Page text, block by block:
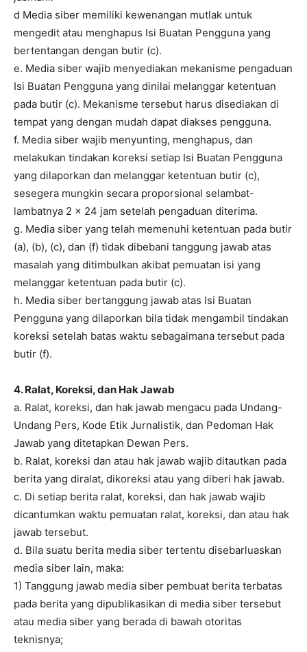
d Media siber memiliki kewenangan mutlak untuk
mengedit atau menghapus Isi Buatan Pengguna yang
bertentangan dengan butir (c).
e. Media siber wajib menyediakan mekanisme pengaduan
Isi Buatan Pengguna yang dinilai melanggar ketentuan
pada butir (c). Mekanisme tersebut harus disediakan di
tempat yang dengan mudah dapat diakses pengguna.
f. Media siber wajib menyunting, menghapus, dan
melakukan tindakan koreksi setiap Isi Buatan Pengguna
yang dilaporkan dan melanggar ketentuan butir (c),
sesegera mungkin secara proporsional selambat-
lambatnya 2 x 24 jam setelah pengaduan diterima.
g. Media siber yang telah memenuhi ketentuan pada butir
(a), (b), (c), dan (f) tidak dibebani tanggung jawab atas
masalah yang ditimbulkan akibat pemuatan isi yang
melanggar ketentuan pada butir (c).
h. Media siber bertanggung jawab atas Isi Buatan
Pengguna yang dilaporkan bila tidak mengambil tindakan
koreksi setelah batas waktu sebagaimana tersebut pada
butir (f).
4. Ralat, Koreksi, dan Hak Jawab
a. Ralat, koreksi, dan hak jawab mengacu pada Undang-
Undang Pers, Kode Etik Jurnalistik, dan Pedoman Hak
Jawab yang ditetapkan Dewan Pers.
b. Ralat, koreksi dan atau hak jawab wajib ditautkan pada
berita yang diralat, dikoreksi atau yang diberi hak jawab.
c. Di setiap berita ralat, koreksi, dan hak jawab wajib
dicantumkan waktu pemuatan ralat, koreksi, dan atau hak
jawab tersebut.
d. Bila suatu berita media siber tertentu disebarluaskan
media siber lain, maka:
1) Tanggung jawab media siber pembuat berita terbatas
pada berita yang dipublikasikan di media siber tersebut
atau media siber yang berada di bawah otoritas
teknisnya;